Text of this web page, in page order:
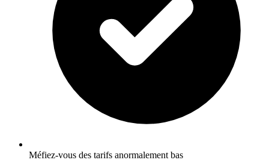
Méfiez-vous des tarifs anormalement bas